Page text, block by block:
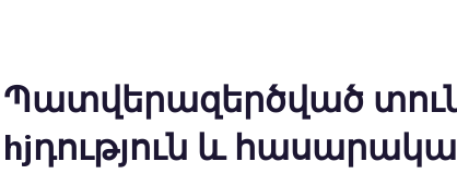
Պատվերազերծված
hjդություն և